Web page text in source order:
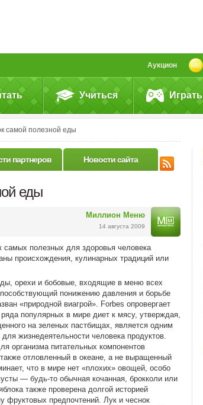
Аукцион
Учиться Играть
самой полезной еды
партнеров Новости сайта
еды
Миллион Меню
14 августа 2009
самых полезных для здоровья человека
происхождения, кулинарных традиций или
орехи и бобовые, входящие в меню всех
понижению давления и борьбе
«природной виагрой». Forbes опровергает
популярных в мире диет к мясу, утверждая,
на зеленых пастбищах, является одним
жизнедеятельности человека продуктов.
организма питательных компонентов
отловленный в океане, а не выращенный
что в мире нет «плохих» овощей, особо
— будь-то обычная кочанная, брокколи или
также проверена долгой историей
фруктовых предпочтений. Лук и чеснок